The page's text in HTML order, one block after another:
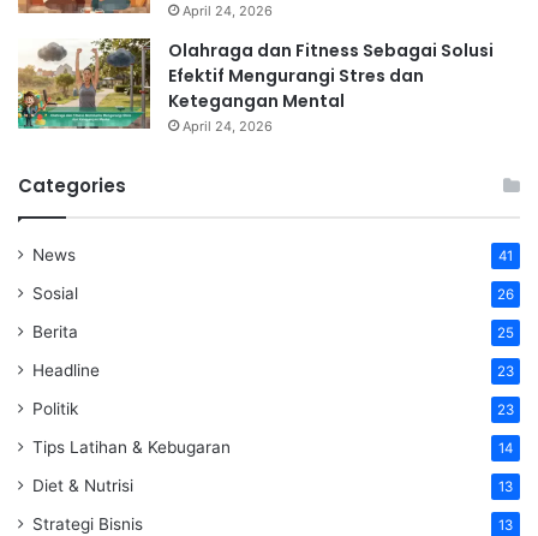
April 24, 2026
Olahraga dan Fitness Sebagai Solusi
Efektif Mengurangi Stres dan
Ketegangan Mental
April 24, 2026
Categories
News 41
Sosial 26
Berita 25
Headline 23
Politik 23
Tips Latihan & Kebugaran 14
Diet & Nutrisi 13
Strategi Bisnis 13